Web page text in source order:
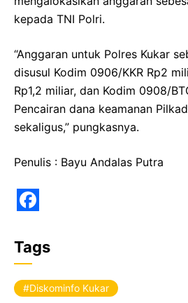
kepada TNI Polri.
“Anggaran untuk Polres Kukar
disusul Kodim 0906/KKR Rp2
Rp1,2 miliar, dan Kodim 0908/
Pencairan dana keamanan
sekaligus,” pungkasnya.
Penulis : Bayu Andalas Putra
a
c
e
Tags
Diskominfo Kukar